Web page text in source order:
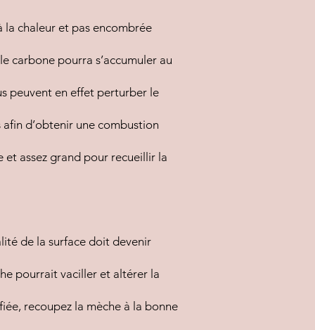
la chaleur et pas encombrée
carbone pourra s’accumuler au
peuvent en effet perturber le
d’obtenir une combustion
assez grand pour recueillir la
de la surface doit devenir
pourrait vaciller et altérer la
recoupez la mèche à la bonne